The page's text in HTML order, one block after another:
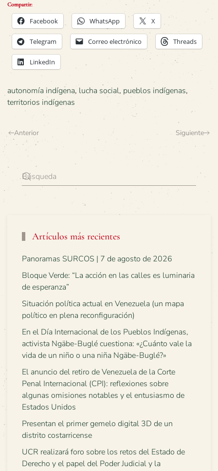
Compartir:
Facebook WhatsApp X
Telegram Correo electrónico Threads
LinkedIn
autonomía indígena, lucha social, pueblos indígenas,
territorios indígenas
Anterior Siguiente
Artículos más recientes
Panoramas SURCOS | 7 de agosto de 2026
Bloque Verde: “La acción en las calles es luminaria
de esperanza”
Situación política actual en Venezuela (un mapa
político en plena reconfiguración)
En el Día Internacional de los Pueblos Indígenas,
activista Ngäbe-Buglé cuestiona: «¿Cuánto vale la
vida de un niño o una niña Ngäbe-Buglé?»
El anuncio del retiro de Venezuela de la Corte
Penal Internacional (CPI): reflexiones sobre
algunas omisiones notables y el entusiasmo de
Estados Unidos
Presentan el primer gemelo digital 3D de un
distrito costarricense
UCR realizará foro sobre los retos del Estado de
Derecho y el papel del Poder Judicial y la